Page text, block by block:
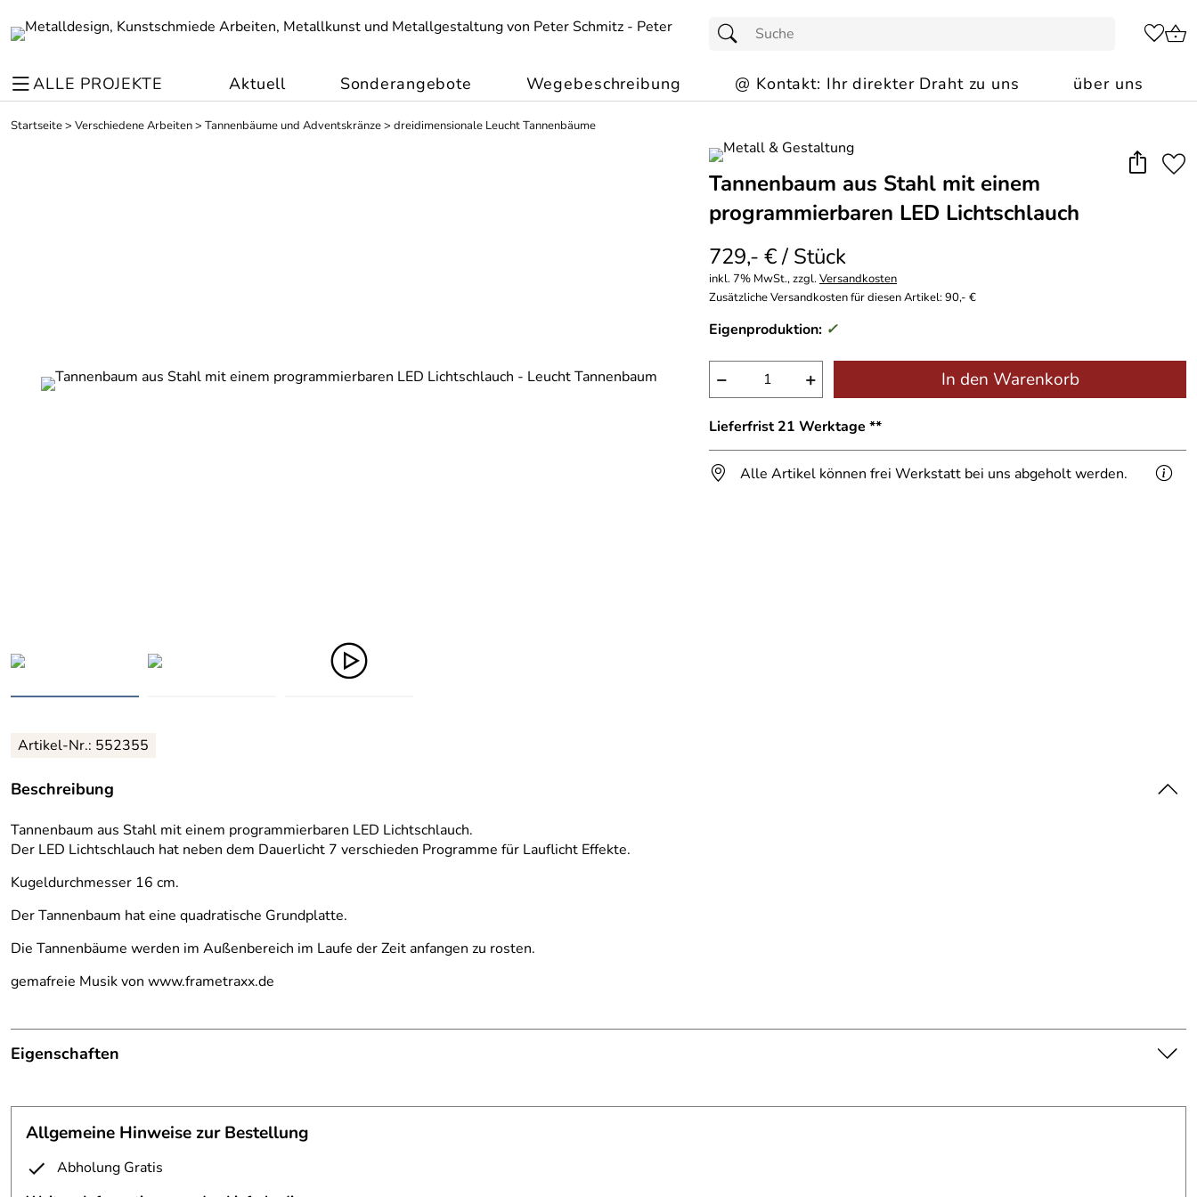
ALLE PROJEKTE Aktuell Sonderangebote Wegebeschreibung @ Kontakt: Ihr direkter Draht zu uns über uns
Startseite> Verschiedene Arbeiten> Tannenbäume und Adventskränze> dreidimensionale Leucht Tannenbäume
Tannenbaum aus Stahl mit einem
programmierbaren LED Lichtschlauch
729,- € / Stück
inkl. 7% MwSt., zzgl.Versandkosten
Zusätzliche Versandkosten für diesen Artikel: 90,- €
Eigenproduktion: ✓
− + In den Warenkorb
Lieferfrist 21 Werktage **
Alle Artikel können frei Werkstatt bei uns abgeholt werden.
Artikel-Nr.: 552355
Beschreibung
Tannenbaum aus Stahl mit einem programmierbaren LED Lichtschlauch.
Der LED Lichtschlauch hat neben dem Dauerlicht 7 verschieden Programme für Lauflicht Effekte.
Kugeldurchmesser 16 cm.
Der Tannenbaum hat eine quadratische Grundplatte.
Die Tannenbäume werden im Außenbereich im Laufe der Zeit anfangen zu rosten.
gemafreie Musik von www.frametraxx.de
Eigenschaften
Anmerkung:
Für den Innenraum und den Aussenraum geeignet
Oberfläche:
Stahl gerostet
Allgemeine Hinweise zur Bestellung
Abholung Gratis